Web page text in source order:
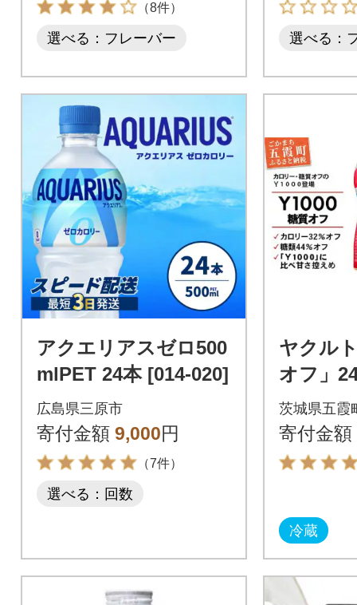
（8件）
選べる：フレーバー 選べる：
アクエリアスゼロ500
mlPET 24本 [014-020]
広島県三原市
寄付金額 9,000円
（7件）
選べる：回数
ヤクル
オフ」
入り×4
茨城県五霞
寄付金額
冷蔵